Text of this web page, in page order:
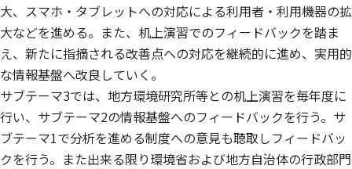
大、スマホ・タブレットへの対応による利用者・利用機器の拡
大などを進める。また、机上演習でのフィードバックを踏ま
え、新たに指摘される改善点への対応を継続的に進め、実用的
な情報基盤へ改良していく。
サブテーマ3では、地方環境研究所等との机上演習を毎年度に
行い、サブテーマ2の情報基盤へのフィードバックを行う。サ
ブテーマ1で分析を進める制度への意見も聴取しフィードバッ
クを行う。また出来る限り環境省および地方自治体の行政部門